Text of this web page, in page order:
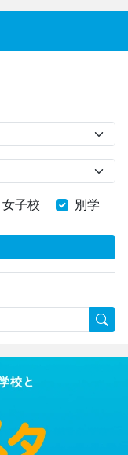
女子校 別学